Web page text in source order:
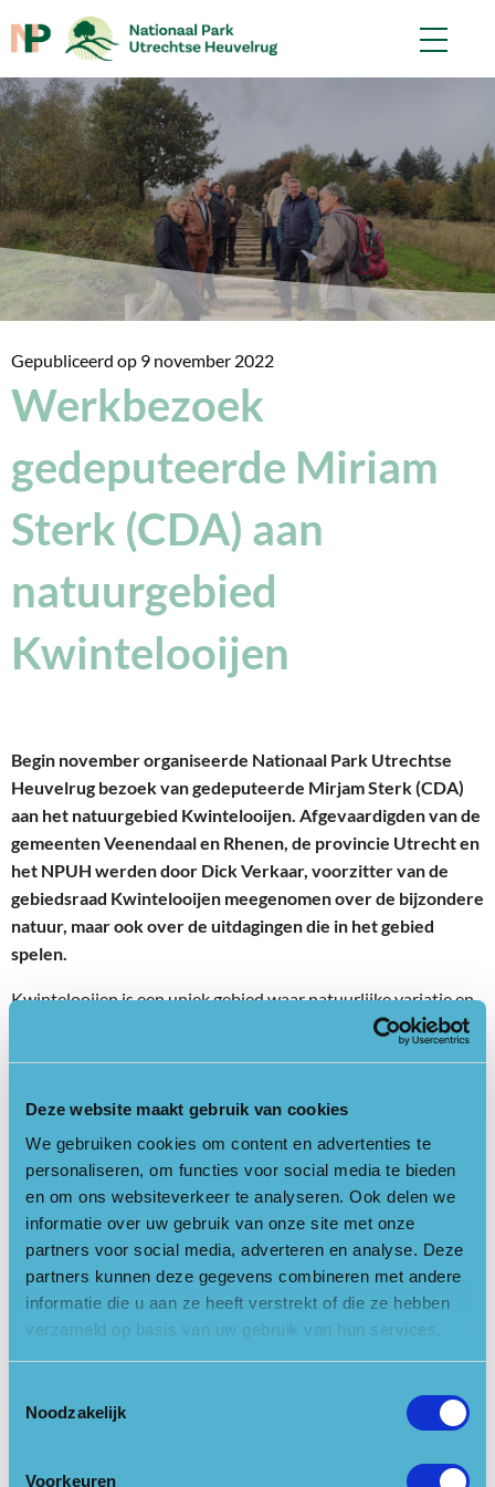
Deze website maakt gebruik van cookies
We gebruiken cookies om content en advertenties te
personaliseren, om functies voor social media te bieden
en om ons websiteverkeer te analyseren. Ook delen we
informatie over uw gebruik van onze site met onze
partners voor social media, adverteren en analyse. Deze
partners kunnen deze gegevens combineren met andere
informatie die u aan ze heeft verstrekt of die ze hebben
verzameld op basis van uw gebruik van hun services.
Noodzakelijk
Voorkeuren
Gepubliceerd op 9 november 2022
Werkbezoek
gedeputeerde Miriam
Sterk (CDA) aan
natuurgebied
Kwintelooijen
Begin november organiseerde Nationaal Park Utrechtse
Heuvelrug bezoek van gedeputeerde Mirjam Sterk (CDA)
aan het natuurgebied Kwintelooijen. Afgevaardigden van de
gemeenten Veenendaal en Rhenen, de provincie Utrecht en
het NPUH werden door Dick Verkaar, voorzitter van de
gebiedsraad Kwintelooijen meegenomen over de bijzondere
natuur, maar ook over de uitdagingen die in het gebied
spelen.
Kwintelooijen is een uniek gebied waar natuurlijke variatie en
landschap en historisch erfgoed samenkomen, en waar zelfs
recreatiegedeelte robuust, maar het natuurgebied blijft
kwetsbaar voor bijvoorbeeld stikstof, droogte, invasieve
exoten en het verlies van begroeiingstypen. Het gezelschap is
tijdens het werkbezoek verenigd in de missie om de functies
van het landschap te behouden en te versterken, rekening
houdend met het natuurlijk DNA.
Jurjen van Dijk, eigenaar van duurzaam vakantiepark Boutique
Parc Soof en sinds kort ook Hoeder van de Heuvelrug ontving
stilgestaan bij diverse onderwerpen, o.a. zonering, parkeren,
duurzame mobiliteit, horecavoorziening en expositieruimte,